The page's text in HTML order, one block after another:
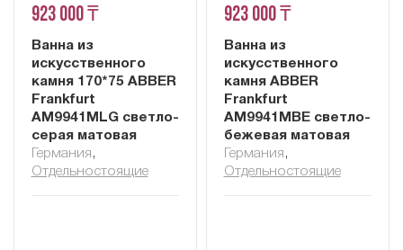
923 000 ₸
Ванна из
искусственного
камня 170*75 ABBER
Frankfurt
AM9941MLG светло-
серая матовая
Германия ,
Отдельностоящие
923 000 ₸
Ванна из
искусственного
камня ABBER
Frankfurt
AM9941MBE светло-
бежевая матовая
Германия ,
Отдельностоящие